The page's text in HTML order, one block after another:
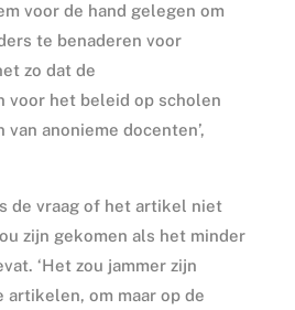
voor de hand gelegen om
te benaderen voor
zo dat de
voor het beleid op scholen
van anonieme docenten’,
de vraag of het artikel niet
zijn gekomen als het minder
‘Het zou jammer zijn
om maar op de